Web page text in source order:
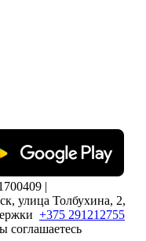
|
улица Толбухина, 2,
+375 291212755
соглашаетесь